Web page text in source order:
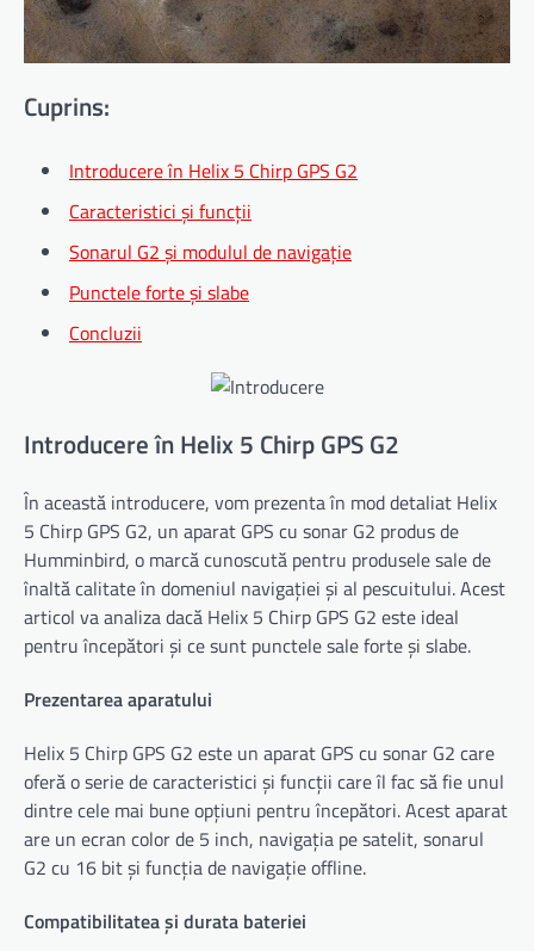
Cuprins:
Introducere în Helix 5 Chirp GPS G2
Caracteristici și funcții
Sonarul G2 și modulul de navigație
Punctele forte și slabe
Concluzii
Introducere în Helix 5 Chirp GPS G2
În această introducere, vom prezenta în mod detaliat Helix
5 Chirp GPS G2, un aparat GPS cu sonar G2 produs de
Humminbird, o marcă cunoscută pentru produsele sale de
înaltă calitate în domeniul navigației și al pescuitului. Acest
articol va analiza dacă Helix 5 Chirp GPS G2 este ideal
pentru începători și ce sunt punctele sale forte și slabe.
Prezentarea aparatului
Helix 5 Chirp GPS G2 este un aparat GPS cu sonar G2 care
oferă o serie de caracteristici și funcții care îl fac să fie unul
dintre cele mai bune opțiuni pentru începători. Acest aparat
are un ecran color de 5 inch, navigația pe satelit, sonarul
G2 cu 16 bit și funcția de navigație offline.
Compatibilitatea și durata bateriei